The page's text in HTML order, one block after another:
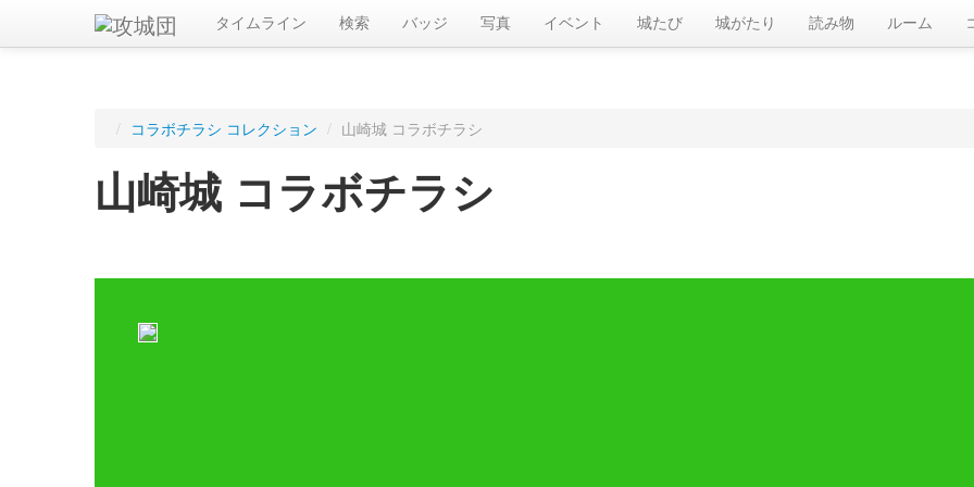
タイムライン 検索 バッジ 写真 イベント 城たび 城がたり 読み物 ルーム
/ コラボチラシ コレクション / 山崎城 コラボチラシ
山崎城 コラボチラシ